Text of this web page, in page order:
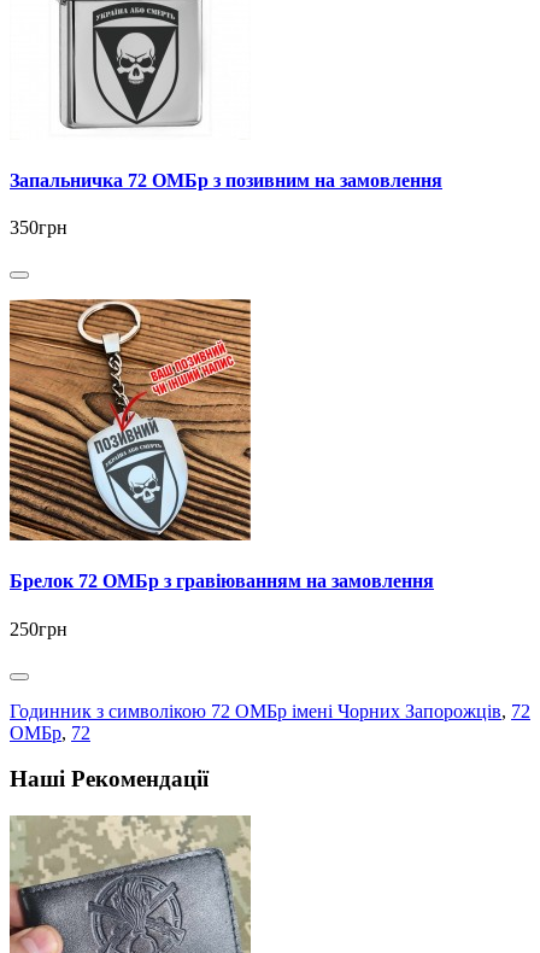
Запальничка 72 ОМБр з позивним на замовлення
350грн
Брелок 72 ОМБр з гравіюванням на замовлення
250грн
Годинник з символікою 72 ОМБр імені Чорних Запорожців, 72
ОМБр, 72
Наші Рекомендації